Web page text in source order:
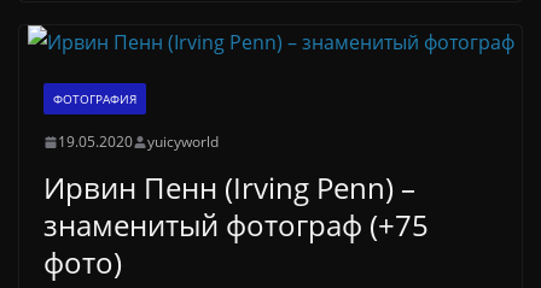
ФОТОГРАФИЯ
19.05.2020 yuicyworld
Ирвин Пенн (Irving Penn) –
знаменитый фотограф (+75
фото)